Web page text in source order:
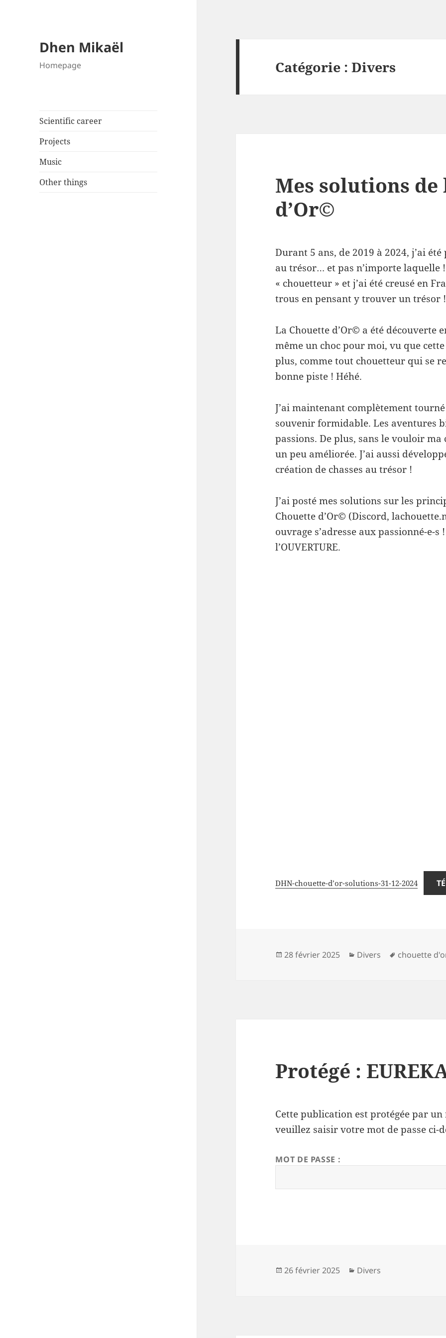
Dhen Mikaël
Homepage
Scientific career
Projects
Music
Other things
Catégorie :Divers
Mes solutions de
d’Or©
Durant 5 ans, de 2019 à 2024, j’ai
au trésor… et pas n’importe laquelle
« chouetteur » et j’ai été creusé en
trous en pensant y trouver un trésor !
La Chouette d’Or© a été découverte
même un choc pour moi, vu que
plus, comme tout chouetteur qui se
bonne piste ! Héhé.
J’ai maintenant complètement
souvenir formidable. Les aventures
passions. De plus, sans le vouloir ma
un peu améliorée. J’ai aussi
création de chasses au trésor !
J’ai posté mes solutions sur les
Chouette d’Or© (Discord,
ouvrage s’adresse aux passionné-e-
l’OUVERTURE.
DHN-chouette-d’or-solutions-31-12-2024
Publié
28 février 2025 Catégories
Divers
Mots-
chouette
Protégé :
Cette publication est protégée par
veuillez saisir votre mot de passe ci-
MOT DE PASSE :
Publié
26 février 2025 Catégories
Divers